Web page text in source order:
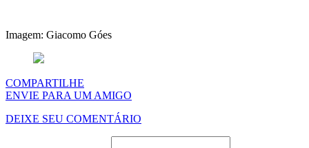
Imagem: Giacomo Góes
COMPARTILHE
ENVIE PARA UM AMIGO
DEIXE SEU COMENTÁRIO